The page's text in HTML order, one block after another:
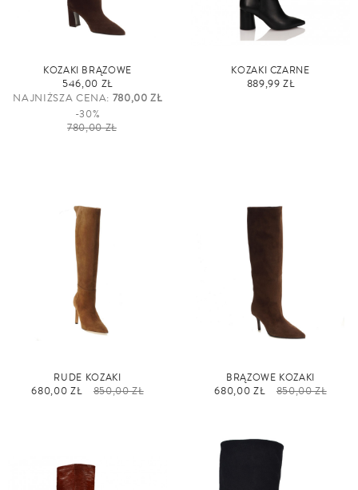
KOZAKI BRĄZOWE
546,00 ZŁ
NAJNIŻSZA CENA: 780,00 ZŁ
-30%
780,00 ZŁ
KOZAKI CZARNE
889,99 ZŁ
RUDE KOZAKI
680,00 ZŁ 850,00 ZŁ
BRĄZOWE KOZAKI
680,00 ZŁ 850,00 ZŁ